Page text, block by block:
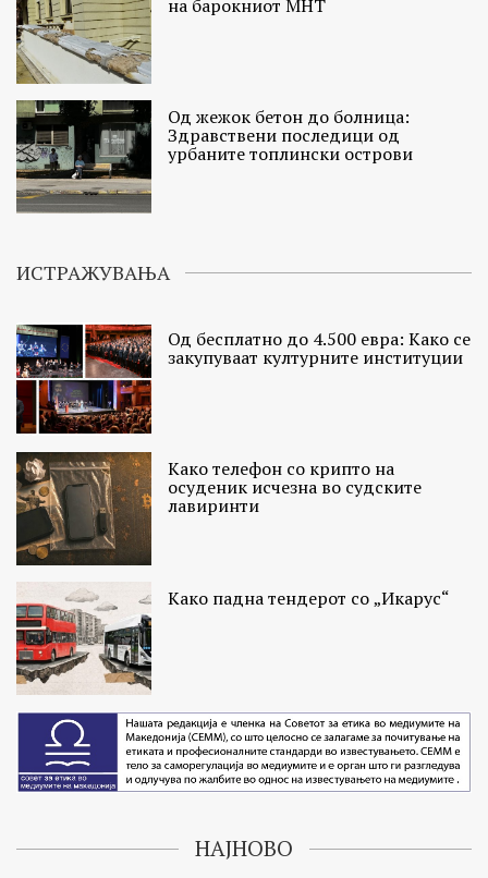
на барокниот МНТ
Од жежок бетон до болница:
Здравствени последици од
урбаните топлински острови
ИСТРАЖУВАЊА
Од бесплатно до 4.500 евра: Како се
закупуваат културните институции
Како телефон со крипто на
осуденик исчезна во судските
лавиринти
Како падна тендерот со „Икарус“
НАЈНОВО